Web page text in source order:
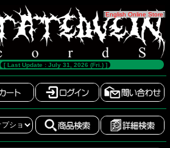
[English Online Store]
[ Last Update : July 31, 2026 (Fri.) ]